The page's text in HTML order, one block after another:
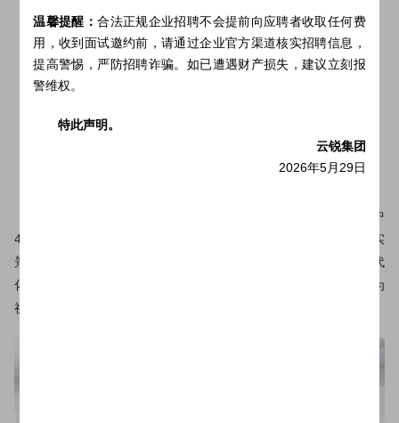
温馨提醒：合法正规企业招聘不会提前向应聘者收取任何费
用，收到面试邀约前，请通过企业官方渠道核实招聘信息，
提高警惕，严防招聘诈骗。如已遭遇财产损失，建议立刻报
警维权。
特此声明。
云锐集团
2026年5月29日
云锐传媒集团的大型实景影棚占地面积超7000平方米，其中
4000平方米已经投入使用，3000平方米正在如火如荼地搭建中，实
景影棚共设有100余个场景，不止有病房、教室、客厅、卧室等现代
化场景，甚至还将飞机舱、高铁、地铁站做了一比一场景还原，为
视频拍摄团队提供更加专业的拍摄环境。